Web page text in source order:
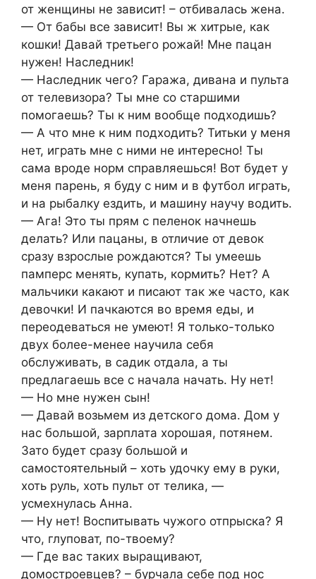
от женщины не зависит! – отбивалась жена.
— От бабы все зависит! Вы ж хитрые, как
кошки! Давай третьего рожай! Мне пацан
нужен! Наследник!
— Наследник чего? Гаража, дивана и пульта
от телевизора? Ты мне со старшими
помогаешь? Ты к ним вообще подходишь?
— А что мне к ним подходить? Титьки у меня
нет, играть мне с ними не интересно! Ты
сама вроде норм справляешься! Вот будет у
меня парень, я буду с ним и в футбол играть,
и на рыбалку ездить, и машину научу водить.
— Ага! Это ты прям с пеленок начнешь
делать? Или пацаны, в отличие от девок
сразу взрослые рождаются? Ты умеешь
памперс менять, купать, кормить? Нет? А
мальчики какают и писают так же часто, как
девочки! И пачкаются во время еды, и
переодеваться не умеют! Я только-только
двух более-менее научила себя
обслуживать, в садик отдала, а ты
предлагаешь все с начала начать. Ну нет!
— Но мне нужен сын!
— Давай возьмем из детского дома. Дом у
нас большой, зарплата хорошая, потянем.
Зато будет сразу большой и
самостоятельный – хоть удочку ему в руки,
хоть руль, хоть пульт от телика, —
усмехнулась Анна.
— Ну нет! Воспитывать чужого отпрыска? Я
что, глуповат, по-твоему?
— Где вас таких выращивают,
домостроевцев? – бурчала себе под нос